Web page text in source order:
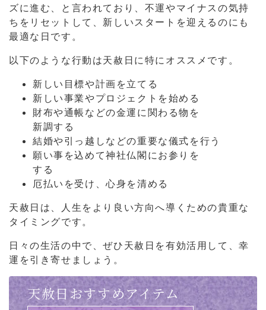
ズに進む、と言われて おり、不運やマイナスの気持
ちをリセットして、新しいスタートを迎えるのにも
最適な日です。
以下のような行動は天赦日に特にオススメです。
新しい目標や計画を立てる
新しい事業やプロジェクトを始める
財布や通帳などの金運に関わる物を
新調する
結婚や引っ越しなどの重要な儀式を行う
願い事を込めて神社仏閣にお参りを
する
厄払いを受け、心身を清める
天赦日は、人生をより良い方向へ導くための貴重な
タイミングです。
日々の生活の中で、ぜひ天赦日を有効活用して、幸
運を引き寄せましょう。
天赦日おすすめアイテム